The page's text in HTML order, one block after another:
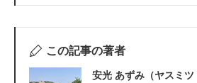
この記事の著者
安光 あずみ（ヤスミツ